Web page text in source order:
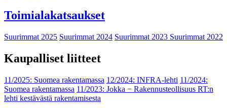
Toimialakatsaukset
Suurimmat 2025 Suurimmat 2024 Suurimmat 2023 Suurimmat 2022
Kaupalliset liitteet
11/2025: Suomea rakentamassa 12/2024: INFRA-lehti 11/2024:
Suomea rakentamassa 11/2023: Jokka − Rakennusteollisuus RT:n
lehti kestävästä rakentamisesta